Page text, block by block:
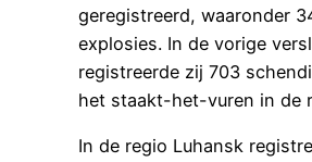
geregistreerd, waaronder
explosies. In de vorige
registreerde zij 703
het staakt-het-vuren in de
In de regio Luhansk